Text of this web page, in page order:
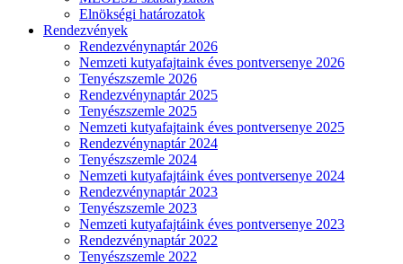
Elnökségi határozatok
Rendezvények
Rendezvénynaptár 2026
Nemzeti kutyafajtaink éves pontversenye 2026
Tenyészszemle 2026
Rendezvénynaptár 2025
Tenyészszemle 2025
Nemzeti kutyafajtaink éves pontversenye 2025
Rendezvénynaptár 2024
Tenyészszemle 2024
Nemzeti kutyafajtáink éves pontversenye 2024
Rendezvénynaptár 2023
Tenyészszemle 2023
Nemzeti kutyafajtáink éves pontversenye 2023
Rendezvénynaptár 2022
Tenyészszemle 2022